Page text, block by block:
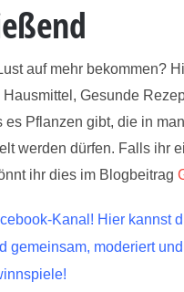
auf mehr bekommen?
Hausmittel, Gesunde
es Pflanzen gibt, die in
werden dürfen. Falls ihr
ihr dies im Blogbeitrag
Kanal! Hier kannst
gemeinsam, moderiert